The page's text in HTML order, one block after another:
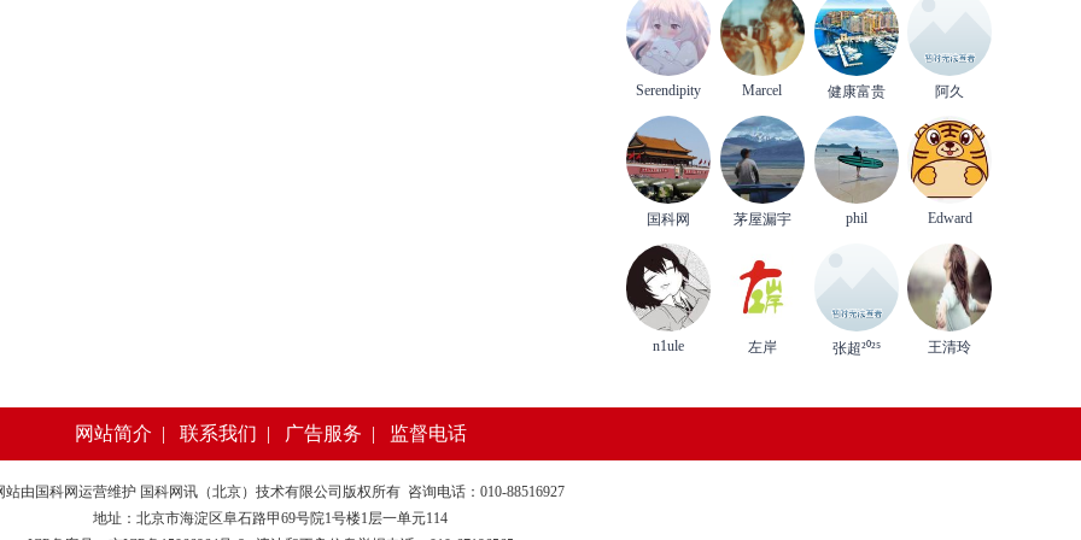
Serendipity Marcel 健康富贵 阿久
国科网 茅屋漏宇 phil Edward
n1ule 左岸 张超²⁰²⁵ 王清玲
网站简介 | 联系我们 | 广告服务 | 监督电话
站由 国科网运营维护 国科网讯（北京）技术有限公司版权所有 咨询电话：010-88516927
地址：北京市海淀区阜石路甲69号院1号楼1层一单元114